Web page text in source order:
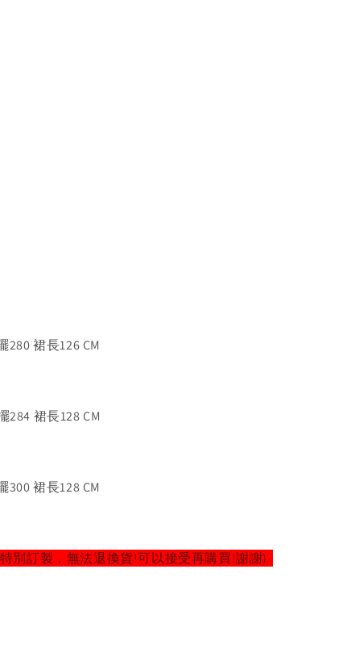
裙長126 CM
284 裙長128 CM
裙長128 CM
別訂製，無法退換貨!可以接受再購買!謝謝)